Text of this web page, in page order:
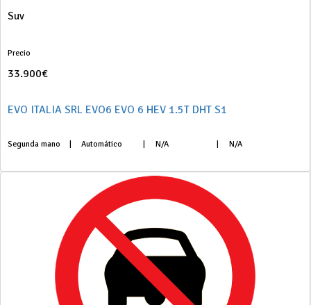
Suv
Precio
33.900€
EVO ITALIA SRL EVO6 EVO 6 HEV 1.5T DHT S1
Segunda mano Automático N/A N/A